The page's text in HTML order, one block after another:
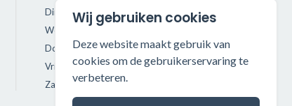
Dinsdag: 11:00 - 18:00
Woensdag: 11:00 - 18:00
Donderdag: 11:00 - 21:00
Vrijdag: 11:00 - 18:00
Zaterdag: 11:00 - 17:00
Wij gebruiken cookies
Deze website maakt gebruik van
cookies om de gebruikerservaring te
verbeteren.